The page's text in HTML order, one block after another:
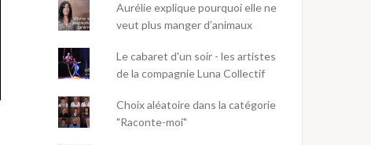
Aurélie explique pourquoi elle ne
veut plus manger d’animaux
Le cabaret d'un soir - les artistes
de la compagnie Luna Collectif
Choix aléatoire dans la catégorie
"Raconte-moi"